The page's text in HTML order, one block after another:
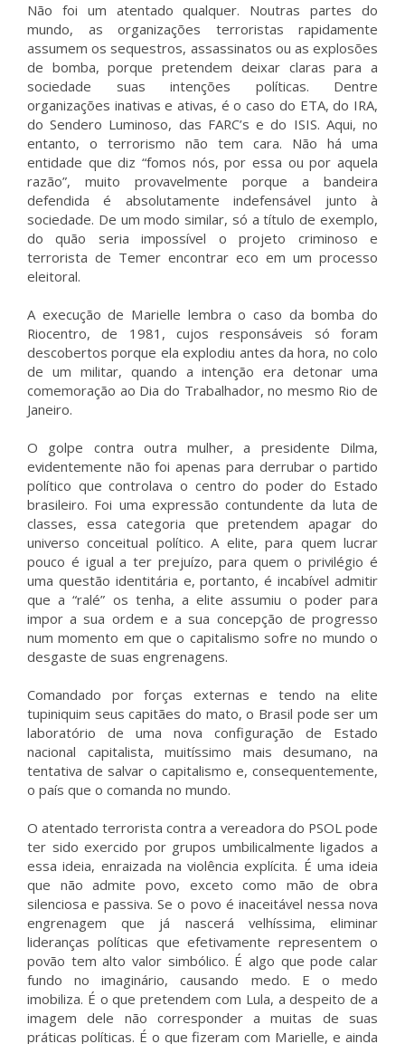
Não foi um atentado qualquer. Noutras partes do
mundo, as organizações terroristas rapidamente
assumem os sequestros, assassinatos ou as explosões
de bomba, porque pretendem deixar claras para a
sociedade suas intenções políticas. Dentre
organizações inativas e ativas, é o caso do ETA, do IRA,
do Sendero Luminoso, das FARC’s e do ISIS. Aqui, no
entanto, o terrorismo não tem cara. Não há uma
entidade que diz “fomos nós, por essa ou por aquela
razão”, muito provavelmente porque a bandeira
defendida é absolutamente indefensável junto à
sociedade. De um modo similar, só a título de exemplo,
do quão seria impossível o projeto criminoso e
terrorista de Temer encontrar eco em um processo
eleitoral.
A execução de Marielle lembra o caso da bomba do
Riocentro, de 1981, cujos responsáveis só foram
descobertos porque ela explodiu antes da hora, no colo
de um militar, quando a intenção era detonar uma
comemoração ao Dia do Trabalhador, no mesmo Rio de
Janeiro.
O golpe contra outra mulher, a presidente Dilma,
evidentemente não foi apenas para derrubar o partido
político que controlava o centro do poder do Estado
brasileiro. Foi uma expressão contundente da luta de
classes, essa categoria que pretendem apagar do
universo conceitual político. A elite, para quem lucrar
pouco é igual a ter prejuízo, para quem o privilégio é
uma questão identitária e, portanto, é incabível admitir
que a “ralé” os tenha, a elite assumiu o poder para
impor a sua ordem e a sua concepção de progresso
num momento em que o capitalismo sofre no mundo o
desgaste de suas engrenagens.
Comandado por forças externas e tendo na elite
tupiniquim seus capitães do mato, o Brasil pode ser um
laboratório de uma nova configuração de Estado
nacional capitalista, muitíssimo mais desumano, na
tentativa de salvar o capitalismo e, consequentemente,
o país que o comanda no mundo.
O atentado terrorista contra a vereadora do PSOL pode
ter sido exercido por grupos umbilicalmente ligados a
essa ideia, enraizada na violência explícita. É uma ideia
que não admite povo, exceto como mão de obra
silenciosa e passiva. Se o povo é inaceitável nessa nova
engrenagem que já nascerá velhíssima, eliminar
lideranças políticas que efetivamente representem o
povão tem alto valor simbólico. É algo que pode calar
fundo no imaginário, causando medo. E o medo
imobiliza. É o que pretendem com Lula, a despeito de a
imagem dele não corresponder a muitas de suas
práticas políticas. É o que fizeram com Marielle, e ainda